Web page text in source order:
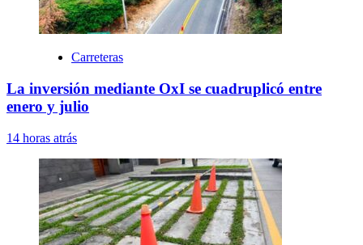
Carreteras
La inversión mediante OxI se cuadruplicó entre
enero y julio
14 horas atrás